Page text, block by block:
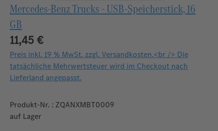
Mercedes-Benz Trucks - USB-Speicherstick, 16
GB
11,45 €
Preis inkl. 19 % MwSt. zzgl. Versandkosten.<br /> Die
tatsächliche Mehrwertsteuer wird im Checkout nach
Lieferland angepasst.
Produkt-Nr. : ZQANXMBT0009
auf Lager